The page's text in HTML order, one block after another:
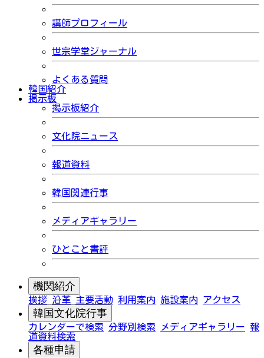
講師プロフィール
世宗学堂ジャーナル
よくある質問
韓国紹介
掲示板
掲示板紹介
文化院ニュース
報道資料
韓国関連行事
メディアギャラリー
ひとこと書評
機関紹介
挨拶 沿革 主要活動 利用案内 施設案内 アクセス
韓国文化院行事
カレンダーで検索 分野別検索 メディアギャラリー 報
道資料検索
各種申請